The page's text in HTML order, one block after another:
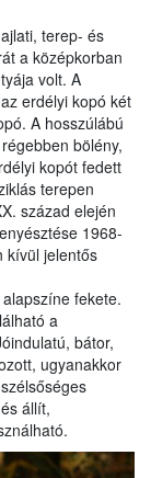
terep- és
a középkorban
volt. A
erdélyi kopó két
A hosszúlábú
bölény,
kopót fedett
terepen
század elején
1968-
kívül jelentős
fekete.
a
bátor,
ugyanakkor
állít,